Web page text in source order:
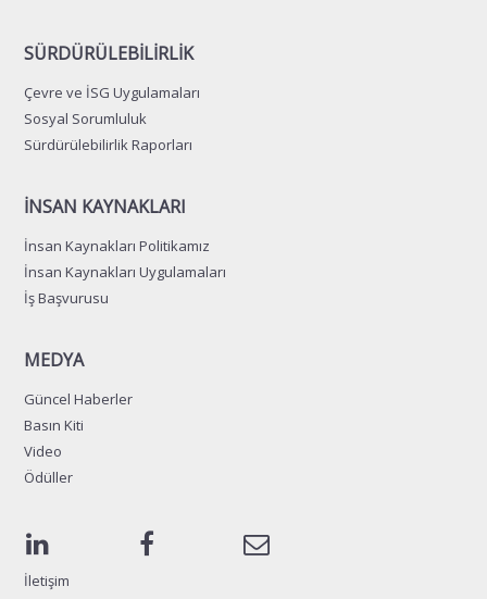
SÜRDÜRÜLEBİLİRLİK
Çevre ve İSG Uygulamaları
Sosyal Sorumluluk
Sürdürülebilirlik Raporları
İNSAN KAYNAKLARI
İnsan Kaynakları Politikamız
İnsan Kaynakları Uygulamaları
İş Başvurusu
MEDYA
Güncel Haberler
Basın Kiti
Video
Ödüller
İletişim